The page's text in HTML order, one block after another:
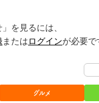
を見るには、
またはログインが必要
グルメ